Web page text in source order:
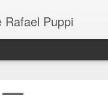
Rafael Puppi